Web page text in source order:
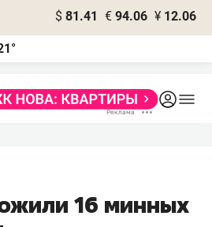
$ 81.41 € 94.06 ¥ 12.06
16 минных